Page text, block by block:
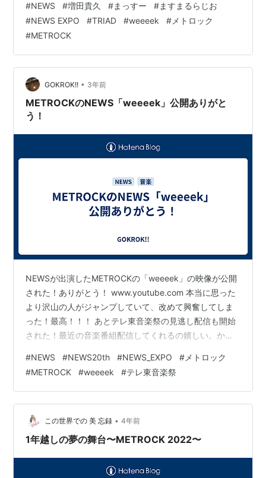
惚れてしまったのです🤭🎵 まっすーが、テレビの音楽特
番「THE MUSIC DAY」のシャッフルメドレーで「空と君
のあいだに」の一節を歌うの聞いて、心を鷲掴みにされ
ました🤭💕 順を追って書くと、・YouTubeの「ジャにの
ちゃんねる」を見てて、中丸くんていいなと思って「ま
すまるらじお」…
#NEWS #増田貴久 #まっすー #ますまるらじお
#NEWS EXPO #TRIAD #weeeek # メトロック
#METROCK
GOKROK!! • 3年前
METROCKのNEWS「weeeek」公開ありがと
う！
NEWSが出演したMETROCKの「weeeek」の映像が公開
された！ありがとう！ www.youtube.com 本当に思った
より沢山の人がジャンプしていて、改めて興奮してしま
った！最高！！！ あとテレ東音楽祭の見逃し配信も開始
された！最近の音楽番組配信してくれるの嬉しい。かわ
い！！ナナナ使い上手すぎ！ ＜2023年7月13日追記：
TVerの配信は終わったけどYouTubeにアップしてくれ
た！＞ www.youtube.com ▼直前コメント 🍉#テレ東音
楽祭 2023夏🌻テレビ東京系 ただ今生放送中❣️NEWSさん
からコメントをいただきま…
#NEWS #NEWS20th #NEWS_EXPO # メトロック
#METROCK #weeeek #テレ東音楽祭
この世界での 美 忘録 • 4年前
1年越しの夢の舞台〜METROCK 2022〜